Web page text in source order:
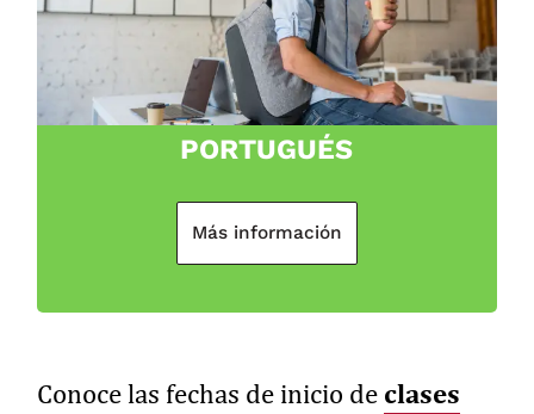
PORTUGUÉS
Más información
Conoce las fechas de inicio de clases